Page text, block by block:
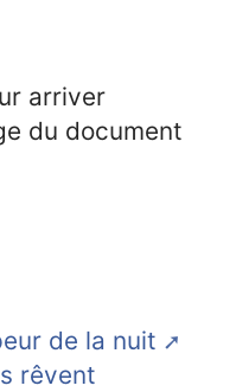
arriver
du document
de la nuit
rêvent